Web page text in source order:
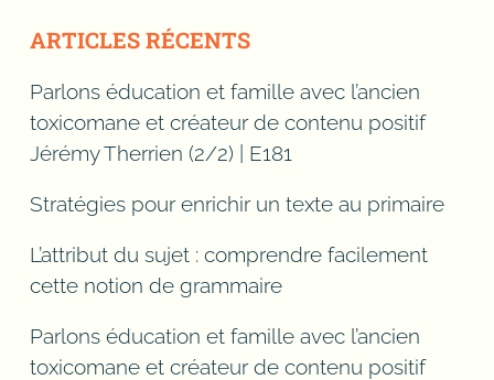
ARTICLES RÉCENTS
Parlons éducation et famille avec l’ancien
toxicomane et créateur de contenu positif
Jérémy Therrien (2/2) | E181
Stratégies pour enrichir un texte au primaire
L’attribut du sujet : comprendre facilement
cette notion de grammaire
Parlons éducation et famille avec l’ancien
toxicomane et créateur de contenu positif